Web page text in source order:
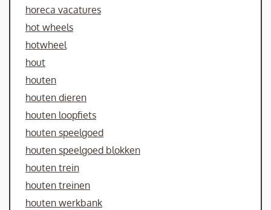
horeca vacatures
hot wheels
hotwheel
hout
houten
houten dieren
houten loopfiets
houten speelgoed
houten speelgoed blokken
houten trein
houten treinen
houten werkbank